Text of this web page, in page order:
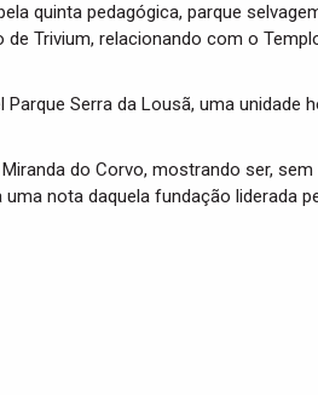
quinta pedagógica, parque
Trivium, relacionando com o
Serra da Lousã, uma unidade
do Corvo, mostrando ser, sem
nota daquela fundação liderada